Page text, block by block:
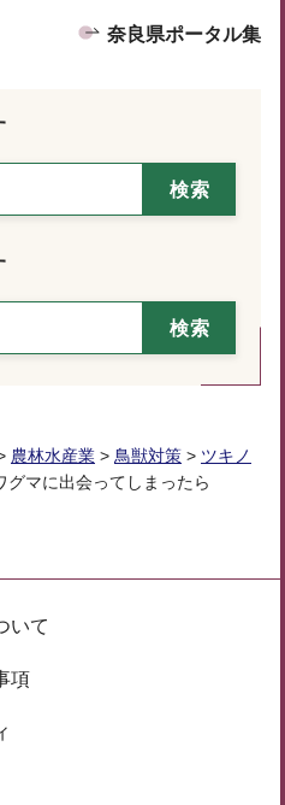
奈良県ポータル集
農林水産業 > 鳥獣対策 > ツキノ
グマに出会ってしまったら
いて
項